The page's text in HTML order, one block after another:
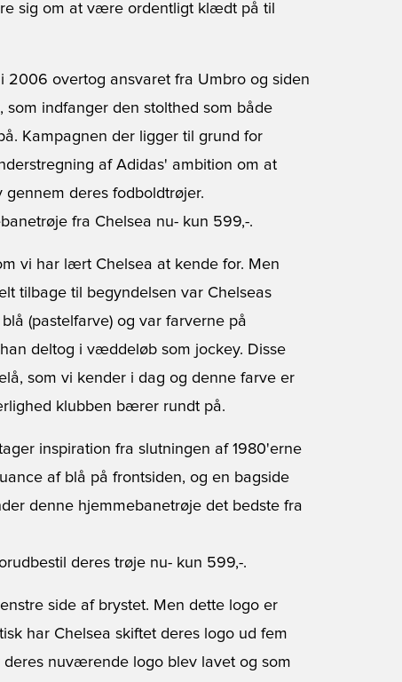
sig om at være ordentligt klædt på til
2006 overtog ansvaret fra Umbro og siden
indfanger den stolthed som både
Kampagnen der ligger til grund for
af Adidas' ambition om at
deres fodboldtrøjer.
fra Chelsea nu- kun 599,-.
vi har lært Chelsea at kende for. Men
tilbage til begyndelsen var Chelseas
(pastelfarve) og var farverne på
deltog i væddeløb som jockey. Disse
som vi kender i dag og denne farve er
klubben bærer rundt på.
inspiration fra slutningen af 1980'erne
af blå på frontsiden, og en bagside
denne hjemmebanetrøje det bedste fra
deres trøje nu- kun 599,-.
side af brystet. Men dette logo er
har Chelsea skiftet deres logo ud fem
nuværende logo blev lavet og som